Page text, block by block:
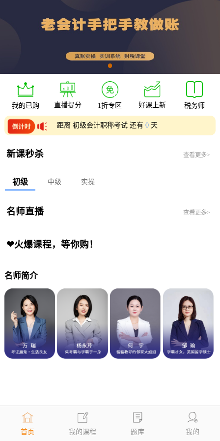
首页 我的课程 题库 我的
我的已购 直播提分 1折专区 好课上新 税务师
距离 初级会计职称考试 还有0 天
新课秒杀 查看更多>
初级 中级 实操
名师直播 查看更多>
❤火爆课程，等你购！
名师简介